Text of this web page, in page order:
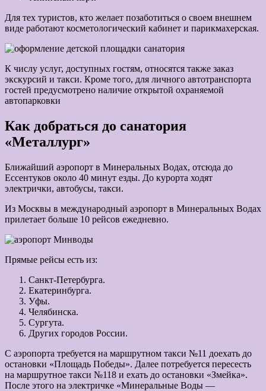
Для тех туристов, кто желает позаботиться о своем внешнем
виде работают косметологический кабинет и парикмахерская.
К числу услуг, доступных гостям, относятся также заказ
экскурсий и такси. Кроме того, для личного автотранспорта
гостей предусмотрено наличие открытой охраняемой
автопарковки
Как добраться до санатория
«Металлург»
Ближайший аэропорт в Минеральных Водах, отсюда до
Ессентуков около 40 минут езды. До курорта ходят
электрички, автобусы, такси.
Из Москвы в международный аэропорт в Минеральных Водах
прилетает больше 10 рейсов ежедневно.
Прямые рейсы есть из:
Санкт-Петербурга.
Екатеринбурга.
Уфы.
Челябинска.
Сургута.
Других городов России.
С аэропорта требуется на маршрутном такси №11 доехать до
остановки «Площадь Победы». Далее потребуется пересесть
на маршрутное такси №118 и ехать до остановки «Змейка».
После этого на электричке «Минеральные Воды —